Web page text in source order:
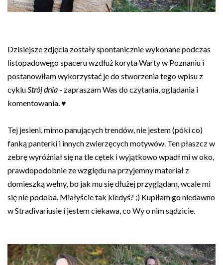
Dzisiejsze zdjęcia zostały spontanicznie wykonane podczas
listopadowego spaceru wzdłuż koryta Warty w Poznaniu i
postanowiłam wykorzystać je do stworzenia tego wpisu z
cykluStrój dnia - zapraszam Was do czytania, oglądania i
komentowania. ♥
Tej jesieni, mimo panujących trendów, nie jestem (póki co)
fanką panterki i innych zwierzęcych motywów. Ten płaszcz w
zebrę wyróżniał się na tle cętek i wyjątkowo wpadł mi w oko,
prawdopodobnie ze względu na przyjemny materiał z
domieszką wełny, bo jak mu się dłużej przyglądam, wcale mi
się nie podoba. Miałyście tak kiedyś? ;) Kupiłam go niedawno
w Stradivariusie i jestem ciekawa, co Wy o nim sądzicie.